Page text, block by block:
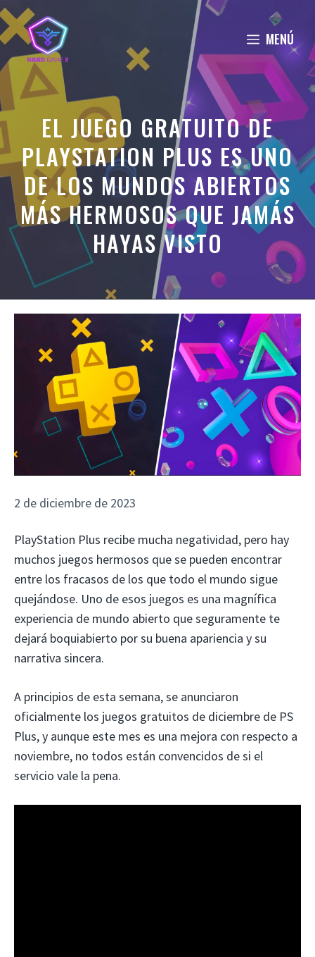
Saltar
al
contenido
MENÚ
EL JUEGO GRATUITO DE
PLAYSTATION PLUS ES UNO
DE LOS MUNDOS ABIERTOS
MÁS HERMOSOS QUE JAMÁS
HAYAS VISTO
2 de diciembre de 2023
PlayStation Plus recibe mucha negatividad, pero hay
muchos juegos hermosos que se pueden encontrar
entre los fracasos de los que todo el mundo sigue
quejándose. Uno de esos juegos es una magnífica
experiencia de mundo abierto que seguramente te
dejará boquiabierto por su buena apariencia y su
narrativa sincera.
A principios de esta semana, se anunciaron
oficialmente los juegos gratuitos de diciembre de PS
Plus, y aunque este mes es una mejora con respecto a
noviembre, no todos están convencidos de si el
servicio vale la pena.